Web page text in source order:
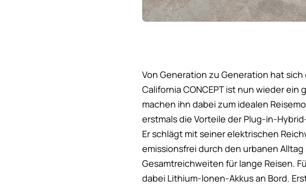
Von Generation zu Generation hat
California CONCEPT ist nun wieder
machen ihn dabei zum idealen
erstmals die Vorteile der Plug-in-
Er schlägt mit seiner elektrischen
emissionsfrei durch den urbanen
Gesamtreichweiten für lange Reisen.
dabei Lithium-Ionen-Akkus an Bord.